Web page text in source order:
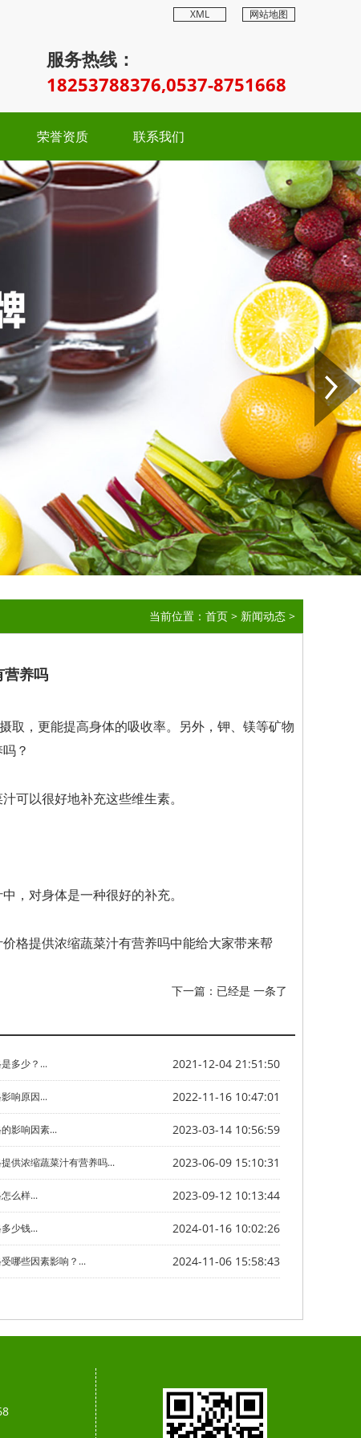
网站地图
XML
服务热线：
18253788376,0537-8751668
荣誉资质 联系我们
Next
当前位置： 首页 > 新闻动态 >
营养吗
取，更能提高身体的吸收率。另外，钾、镁等矿物
？
可以很好地补充这些维生素。
，对身体是一种很好的补充。
格提供浓缩蔬菜汁有营养吗中能给大家带来帮
下一篇：已经是 一条了
2021-12-04 21:51:50
多少？...
2022-11-16 10:47:01
响原因...
2023-03-14 10:56:59
影响因素...
2023-06-09 15:10:31
供浓缩蔬菜汁有营养吗...
2023-09-12 10:13:44
么样...
2024-01-16 10:02:26
少钱...
2024-11-06 15:58:43
哪些因素影响？...